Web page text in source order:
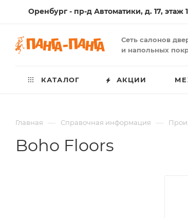
Оренбург - пр-д Автоматики, д. 17, этаж 1
Сеть салонов
и напольных
КАТАЛОГ АКЦИИ
Главная — Справочная информация —
Boho Floors